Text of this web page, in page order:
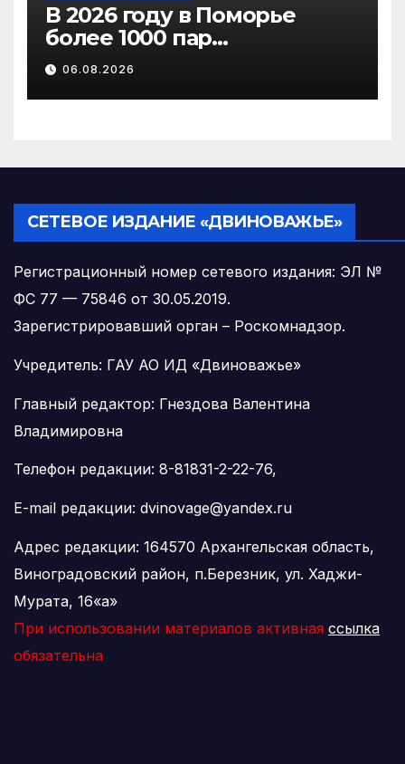
В 2026 году в Поморье
более 1000 пар
новобрачных получили
«Сертификат
молодоженов»
06.08.2026
СЕТЕВОЕ ИЗДАНИЕ «ДВИНОВАЖЬЕ»
Регистрационный номер сетевого издания: ЭЛ №
ФС 77 — 75846 от 30.05.2019.
Зарегистрировавший орган – Роскомнадзор.
Учредитель: ГАУ АО ИД «Двиноважье»
Главный редактор: Гнездова Валентина
Владимировна
Телефон редакции: 8-81831-2-22-76,
E-mail редакции: dvinovage@yandex.ru
Адрес редакции: 164570 Архангельская область,
Виноградовский район, п.Березник, ул. Хаджи-
Мурата, 16«а»
При использовании материалов активная ссылка
обязательна